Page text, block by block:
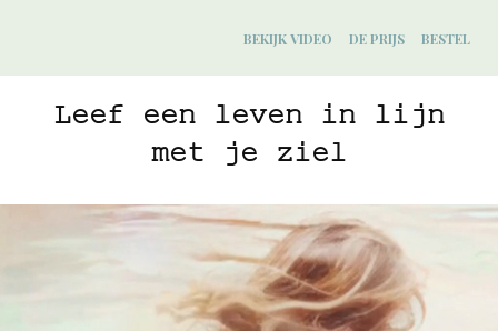
BEKIJK VIDEO DE PRIJS BESTEL
Leef een leven in lijn
met je ziel